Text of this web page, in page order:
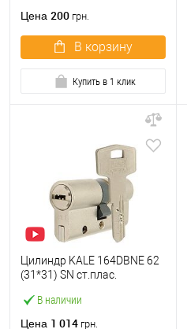
Цена 200 грн.
В корзину
Купить в 1 клик
В наличии
Цилиндр KALE 164DBNE 62
(31*31) SN ст.плас.
Цена 1 014 грн.